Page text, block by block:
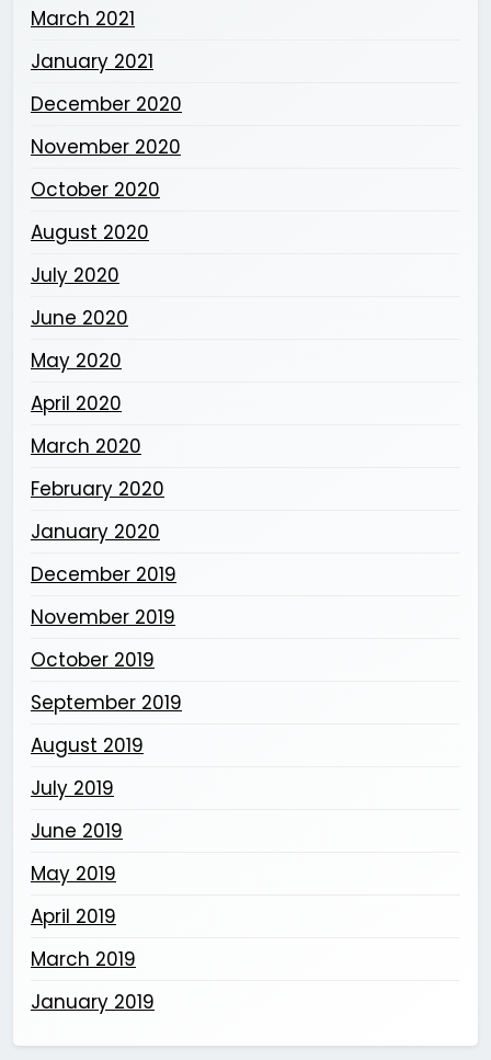
March 2021
January 2021
December 2020
November 2020
October 2020
August 2020
July 2020
June 2020
May 2020
April 2020
March 2020
February 2020
January 2020
December 2019
November 2019
October 2019
September 2019
August 2019
July 2019
June 2019
May 2019
April 2019
March 2019
January 2019